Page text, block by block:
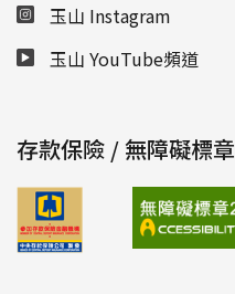
玉山 Instagram
玉山 YouTube頻道
存款保險 / 無障礙標章